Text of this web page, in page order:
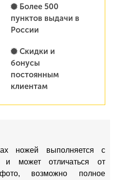
Более 500
пунктов выдачи в
России
Скидки и
бонусы
постоянным
клиентам
ножей выполняется с
и может отличаться от
возможно полное